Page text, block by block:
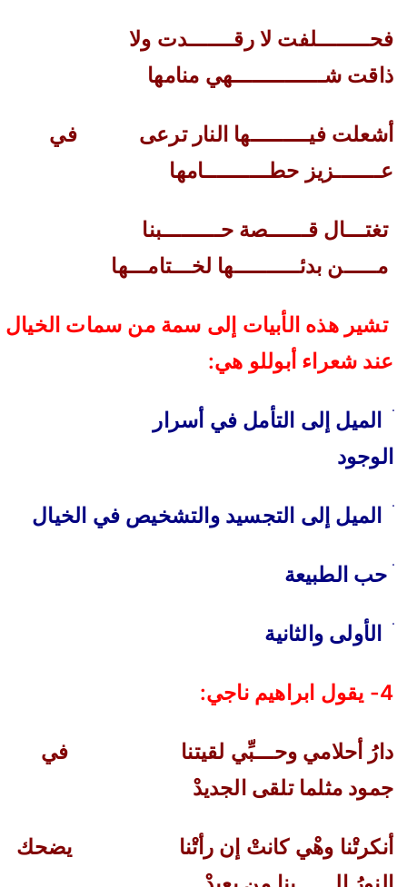
فحــــــــلفت لا رقـــــــدت ولا
ذاقت شــــــــــــــهي منامها
أشعلت فيـــــــــها النار ترعى
في
عـــــــزيز حطــــــــــامها
تغتـــال قــــــصة حـــــــــبنا
مـــــن بدئــــــــــها لخـــتامـــها
تشير هذه الأبيات إلى سمة من سمات الخيال
عند شعراء أبوللو هي:
الميل إلى التأمل في أسرار
الوجود
الميل إلى التجسيد والتشخيص في الخيال
حب الطبيعة
الأولى والثانية
4- يقول ابراهيم ناجي:
دارُ أحلامي وحـــبِّي لقيتنا
في
جمود مثلما تلقى الجديدْ
أنكرتْنا وهْي كانتْ إن رأتْنا
يضحك